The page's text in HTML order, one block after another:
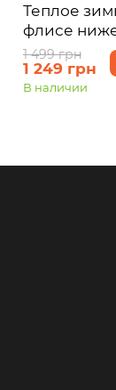
Теплое
флисе
Рошель
(4XL-5XL)
1 499 грн
1 249 грн
В наличии